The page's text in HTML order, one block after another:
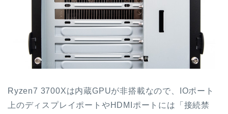
Ryzen7 3700Xは内蔵GPUが非搭載なので、IOポート
上のディスプレイポートやHDMIポートには「接続禁